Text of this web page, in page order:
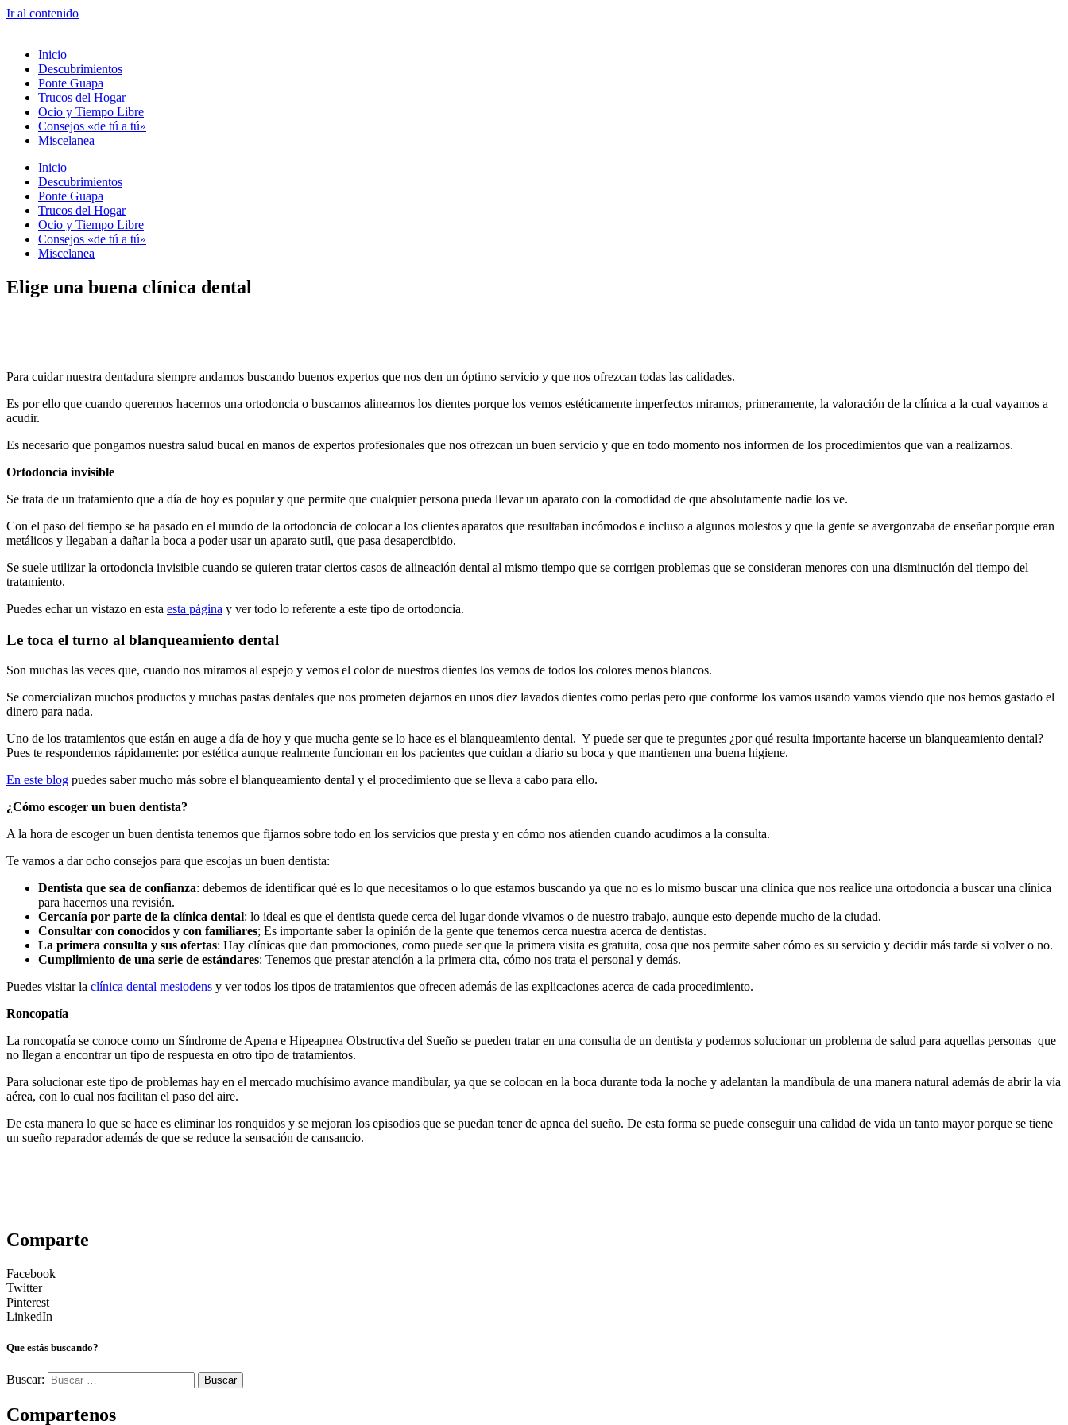
Ir al contenido
Inicio
Descubrimientos
Ponte Guapa
Trucos del Hogar
Ocio y Tiempo Libre
Consejos «de tú a tú»
Miscelanea
Inicio
Descubrimientos
Ponte Guapa
Trucos del Hogar
Ocio y Tiempo Libre
Consejos «de tú a tú»
Miscelanea
Elige una buena clínica dental
Para cuidar nuestra dentadura siempre andamos buscando buenos expertos que nos den un óptimo servicio y que nos ofrezcan todas las calidades.
Es por ello que cuando queremos hacernos una ortodoncia o buscamos alinearnos los dientes porque los vemos estéticamente imperfectos miramos, primeramente, la valoración de la clínica a la cual vayamos a
acudir.
Es necesario que pongamos nuestra salud bucal en manos de expertos profesionales que nos ofrezcan un buen servicio y que en todo momento nos informen de los procedimientos que van a realizarnos.
Ortodoncia invisible
Se trata de un tratamiento que a día de hoy es popular y que permite que cualquier persona pueda llevar un aparato con la comodidad de que absolutamente nadie los ve.
Con el paso del tiempo se ha pasado en el mundo de la ortodoncia de colocar a los clientes aparatos que resultaban incómodos e incluso a algunos molestos y que la gente se avergonzaba de enseñar porque eran
metálicos y llegaban a dañar la boca a poder usar un aparato sutil, que pasa desapercibido.
Se suele utilizar la ortodoncia invisible cuando se quieren tratar ciertos casos de alineación dental al mismo tiempo que se corrigen problemas que se consideran menores con una disminución del tiempo del
tratamiento.
Puedes echar un vistazo en esta esta página y ver todo lo referente a este tipo de ortodoncia.
Le toca el turno al blanqueamiento dental
Son muchas las veces que, cuando nos miramos al espejo y vemos el color de nuestros dientes los vemos de todos los colores menos blancos.
Se comercializan muchos productos y muchas pastas dentales que nos prometen dejarnos en unos diez lavados dientes como perlas pero que conforme los vamos usando vamos viendo que nos hemos gastado el
dinero para nada.
Uno de los tratamientos que están en auge a día de hoy y que mucha gente se lo hace es el blanqueamiento dental. Y puede ser que te preguntes ¿por qué resulta importante hacerse un blanqueamiento dental?
Pues te respondemos rápidamente: por estética aunque realmente funcionan en los pacientes que cuidan a diario su boca y que mantienen una buena higiene.
En este blog puedes saber mucho más sobre el blanqueamiento dental y el procedimiento que se lleva a cabo para ello.
¿Cómo escoger un buen dentista?
A la hora de escoger un buen dentista tenemos que fijarnos sobre todo en los servicios que presta y en cómo nos atienden cuando acudimos a la consulta.
Te vamos a dar ocho consejos para que escojas un buen dentista:
Dentista que sea de confianza: debemos de identificar qué es lo que necesitamos o lo que estamos buscando ya que no es lo mismo buscar una clínica que nos realice una ortodoncia a buscar una clínica
para hacernos una revisión.
Cercanía por parte de la clínica dental: lo ideal es que el dentista quede cerca del lugar donde vivamos o de nuestro trabajo, aunque esto depende mucho de la ciudad.
Consultar con conocidos y con familiares; Es importante saber la opinión de la gente que tenemos cerca nuestra acerca de dentistas.
La primera consulta y sus ofertas: Hay clínicas que dan promociones, como puede ser que la primera visita es gratuita, cosa que nos permite saber cómo es su servicio y decidir más tarde si volver o no.
Cumplimiento de una serie de estándares: Tenemos que prestar atención a la primera cita, cómo nos trata el personal y demás.
Puedes visitar la clínica dental mesiodens y ver todos los tipos de tratamientos que ofrecen además de las explicaciones acerca de cada procedimiento.
Roncopatía
La roncopatía se conoce como un Síndrome de Apena e Hipeapnea Obstructiva del Sueño se pueden tratar en una consulta de un dentista y podemos solucionar un problema de salud para aquellas personas que
no llegan a encontrar un tipo de respuesta en otro tipo de tratamientos.
Para solucionar este tipo de problemas hay en el mercado muchísimo avance mandibular, ya que se colocan en la boca durante toda la noche y adelantan la mandíbula de una manera natural además de abrir la vía
aérea, con lo cual nos facilitan el paso del aire.
De esta manera lo que se hace es eliminar los ronquidos y se mejoran los episodios que se puedan tener de apnea del sueño. De esta forma se puede conseguir una calidad de vida un tanto mayor porque se tiene
un sueño reparador además de que se reduce la sensación de cansancio.
Comparte
Facebook
Twitter
Pinterest
LinkedIn
Que estás buscando?
Buscar:
Compartenos